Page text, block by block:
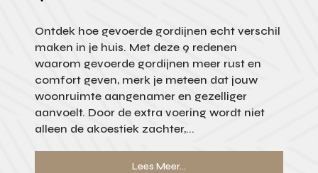
Ontdek hoe gevoerde gordijnen echt verschil
maken in je huis. Met deze 9 redenen
waarom gevoerde gordijnen meer rust en
comfort geven, merk je meteen dat jouw
woonruimte aangenamer en gezelliger
aanvoelt. Door de extra voering wordt niet
alleen de akoestiek zachter,...
Lees Meer...